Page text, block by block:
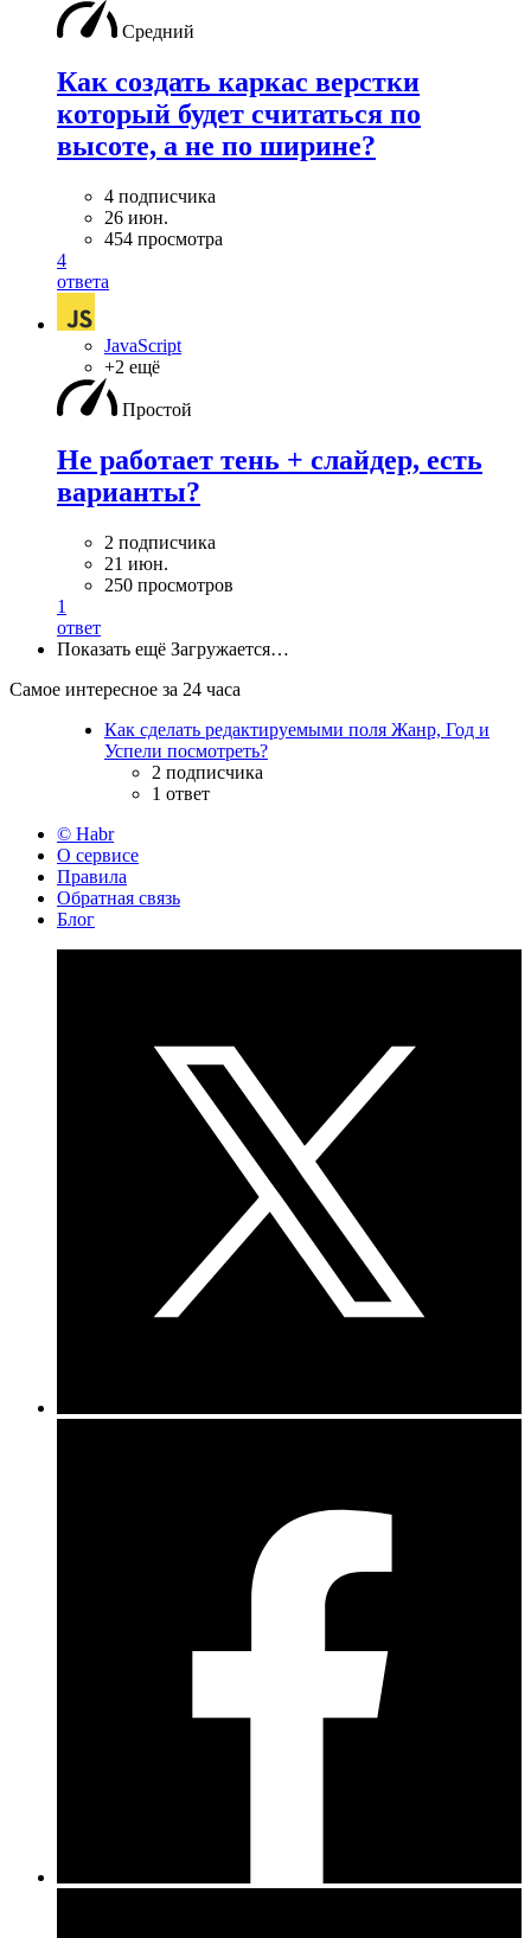
Средний
Как создать каркас верстки
который будет считаться по
высоте, а не по ширине?
4 подписчика
26 июн.
454 просмотра
4
ответа
JavaScript
+2 ещё
Простой
Не работает тень + слайдер, есть
варианты?
2 подписчика
21 июн.
250 просмотров
1
ответ
Показать ещё Загружается…
Самое интересное за 24 часа
Как сделать редактируемыми поля Жанр, Год и
Успели посмотреть?
2 подписчика
1 ответ
© Habr
О сервисе
Правила
Обратная связь
Блог